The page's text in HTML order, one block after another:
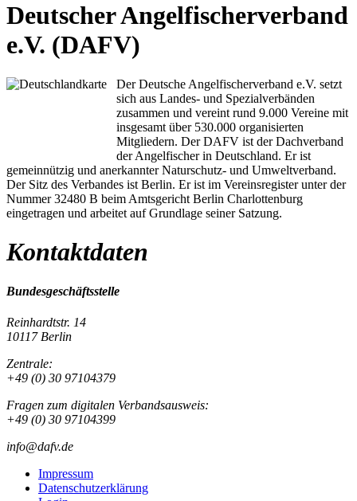
Deutscher Angelfischerverband
e.V. (DAFV)
Der Deutsche Angelfischerverband e.V. setzt
sich aus Landes- und Spezialverbänden
zusammen und vereint rund 9.000 Vereine mit
insgesamt über 530.000 organisierten
Mitgliedern. Der DAFV ist der Dachverband
der Angelfischer in Deutschland. Er ist
gemeinnützig und anerkannter Naturschutz- und Umweltverband.
Der Sitz des Verbandes ist Berlin. Er ist im Vereinsregister unter der
Nummer 32480 B beim Amtsgericht Berlin Charlottenburg
eingetragen und arbeitet auf Grundlage seiner Satzung.
Kontaktdaten
Bundesgeschäftsstelle
Reinhardtstr. 14
10117 Berlin
Zentrale:
+49 (0) 30 97104379
Fragen zum digitalen Verbandsausweis:
+49 (0) 30 97104399
info@dafv.de
Impressum
Datenschutzerklärung